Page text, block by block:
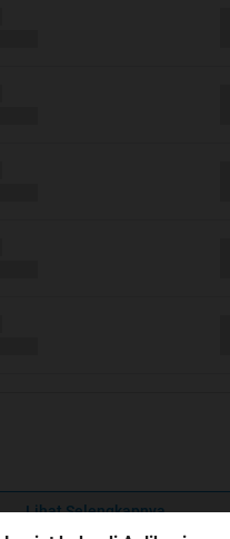
Lihat Selengkapnya